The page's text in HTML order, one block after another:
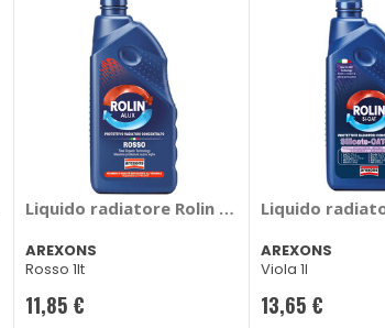
- AREXONS
Liquido radiatore Rolin Alux - AREXONS
AREXONS
Rosso 1lt
11,85 €
Liquido
AREXONS
Viola 1l
13,65 €